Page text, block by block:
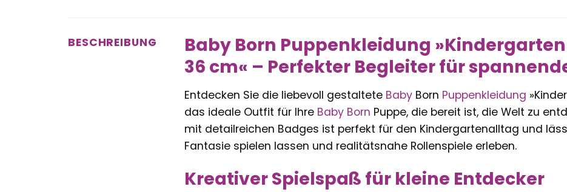
BESCHREIBUNG
Baby Born Puppenkleidung
36 cm« – Perfekter Begleiter für
Entdecken Sie die liebevoll gestaltete BabyBorn Puppenkleidung
das ideale Outfit für Ihre Baby Born Puppe, die bereit ist, die Welt zu
mit detailreichen Badges ist perfekt für den Kindergartenalltag und
Fantasie spielen lassen und realitätsnahe Rollenspiele erleben.
Kreativer Spielspaß für kleine Entdecker